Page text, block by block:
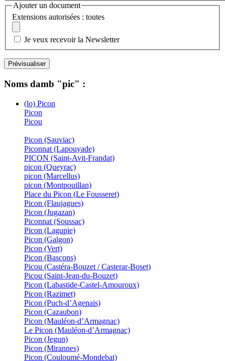
Ajouter un document
Extensions autorisées : toutes
Je veux recevoir la Newsletter
Noms damb "pic" :
(lo) Picon
Picon
Picou
Picon (Sauviac)
Piconnat (Lapouyade)
PICON (Saint-Avit-Frandat)
picon (Queyrac)
picon (Marcellus)
picon (Montpouillan)
Place du Picon (Le Fousseret)
Picon (Flaujagues)
Picon (Jugazan)
Piconnat (Soussac)
Picon (Lagupie)
Picon (Galgon)
Picon (Vert)
Picon (Bascons)
Picou (Castéra-Bouzet / Casterar-Boset)
Picou (Saint-Jean-du-Bouzet)
Picon (Labastide-Castel-Amouroux)
Picon (Razimet)
Picon (Puch-d’Agenais)
Picon (Cazaubon)
Picon (Mauléon-d’Armagnac)
Le Picon (Mauléon-d’Armagnac)
Picon (Jegun)
Picon (Mirannes)
Picon (Couloumé-Mondebat)